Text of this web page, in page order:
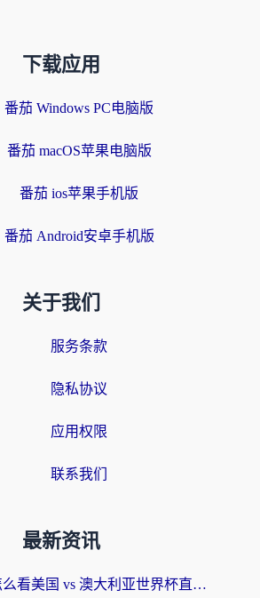
下载应用
番茄 Windows PC电脑版
番茄 macOS苹果电脑版
番茄 ios苹果手机版
番茄 Android安卓手机版
关于我们
服务条款
隐私协议
应用权限
联系我们
最新资讯
在国外怎么看美国 vs 澳大利亚世界杯直播？海外党必藏的中文解说观赛指南